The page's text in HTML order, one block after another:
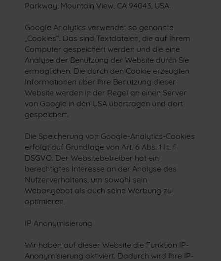
Parkway, Mountain View, CA 94043, USA.
Google Analytics verwendet so genannte
„Cookies“. Das sind Textdateien, die auf Ihrem
Computer gespeichert werden und die eine
Analyse der Benutzung der Website durch Sie
ermöglichen. Die durch den Cookie erzeugten
Informationen über Ihre Benutzung dieser
Website werden in der Regel an einen Server
von Google in den USA übertragen und dort
gespeichert.
Die Speicherung von Google-Analytics-Cookies
erfolgt auf Grundlage von Art. 6 Abs. 1 lit. f
DSGVO. Der Websitebetreiber hat ein
berechtigtes Interesse an der Analyse des
Nutzerverhaltens, um sowohl sein
Webangebot als auch seine Werbung zu
optimieren.
IP Anonymisierung
Wir haben auf dieser Website die Funktion IP-
Anonymisierung aktiviert. Dadurch wird Ihre IP-